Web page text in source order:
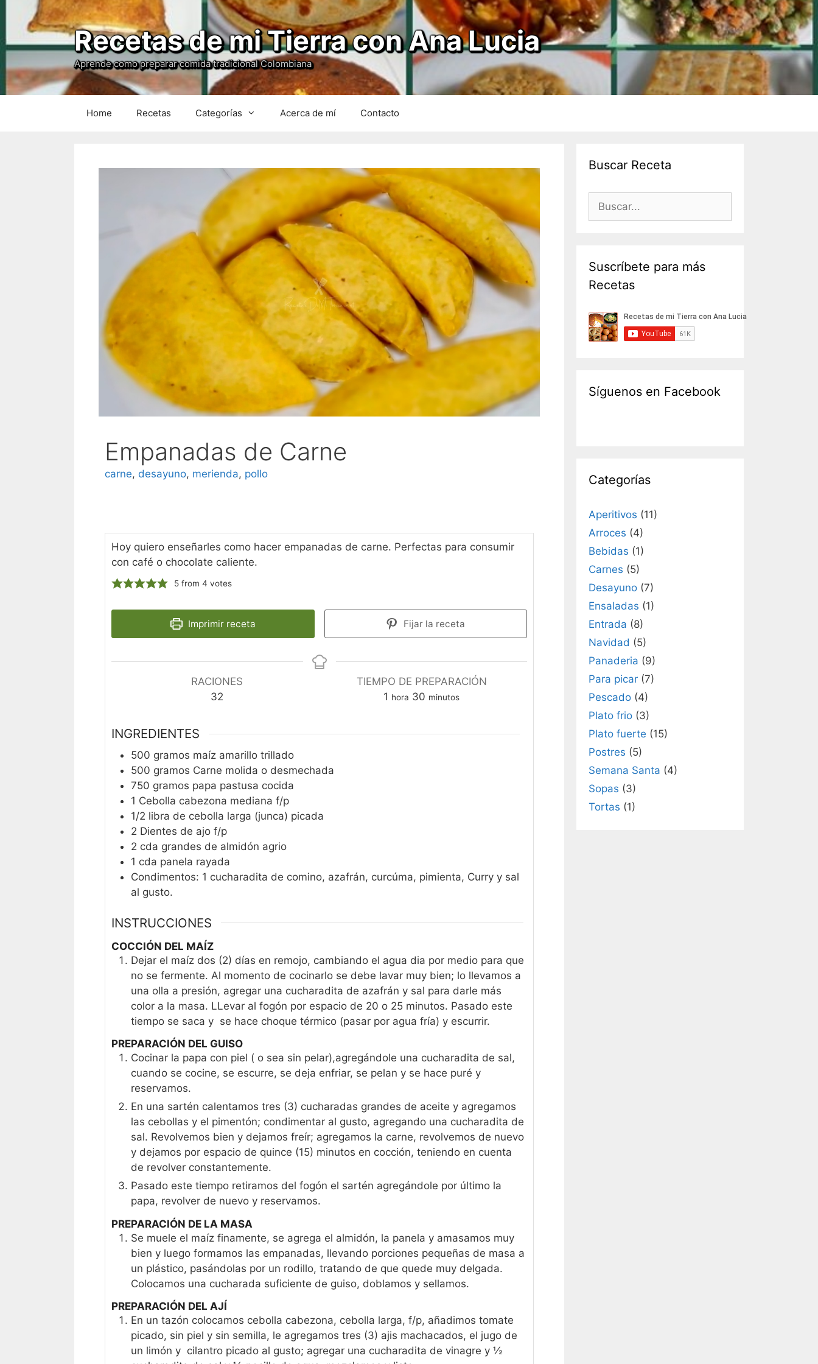
Recetas de mi Tierra con Ana Lucia
Aprende como preparar comida tradicional Colombiana
Home Recetas Categorías Acerca de mí Contacto
Empanadas de Carne
carne, desayuno, merienda, pollo
Hoy quiero enseñarles como hacer empanadas de carne. Perfectas para consumir
con café o chocolate caliente.
5 from4 votes
Imprimir receta Fijar la receta
RACIONES
32
TIEMPO DE PREPARACIÓN
1 hora 30 minutos
INGREDIENTES
500 gramos maíz amarillo trillado
500 gramos Carne molida o desmechada
750 gramos papa pastusa cocida
1 Cebolla cabezona mediana f/p
1/2 libra de cebolla larga (junca) picada
2 Dientes de ajo f/p
2 cda grandes de almidón agrio
1 cda panela rayada
Condimentos: 1 cucharadita de comino, azafrán, curcúma, pimienta, Curry y sal
al gusto.
INSTRUCCIONES
COCCIÓN DEL MAÍZ
Dejar el maíz dos (2) días en remojo, cambiando el agua dia por medio para que
no se fermente. Al momento de cocinarlo se debe lavar muy bien; lo llevamos a
una olla a presión, agregar una cucharadita de azafrán y sal para darle más
color a la masa. LLevar al fogón por espacio de 20 o 25 minutos. Pasado este
tiempo se saca y se hace choque térmico (pasar por agua fría) y escurrir.
PREPARACIÓN DEL GUISO
Cocinar la papa con piel ( o sea sin pelar),agregándole una cucharadita de sal,
cuando se cocine, se escurre, se deja enfriar, se pelan y se hace puré y
reservamos.
En una sartén calentamos tres (3) cucharadas grandes de aceite y agregamos
las cebollas y el pimentón; condimentar al gusto, agregando una cucharadita de
sal. Revolvemos bien y dejamos freír; agregamos la carne, revolvemos de nuevo
y dejamos por espacio de quince (15) minutos en cocción, teniendo en cuenta
de revolver constantemente.
Pasado este tiempo retiramos del fogón el sartén agregándole por último la
papa, revolver de nuevo y reservamos.
PREPARACIÓN DE LA MASA
Se muele el maíz finamente, se agrega el almidón, la panela y amasamos muy
bien y luego formamos las empanadas, llevando porciones pequeñas de masa a
un plástico, pasándolas por un rodillo, tratando de que quede muy delgada.
Colocamos una cucharada suficiente de guiso, doblamos y sellamos.
PREPARACIÓN DEL AJÍ
En un tazón colocamos cebolla cabezona, cebolla larga, f/p, añadimos tomate
picado, sin piel y sin semilla, le agregamos tres (3) ajis machacados, el jugo de
un limón y cilantro picado al gusto; agregar una cucharadita de vinagre y ½
Buscar Receta
Suscríbete para más
Recetas
Síguenos en Facebook
Categorías
Aperitivos (11)
Arroces (4)
Bebidas (1)
Carnes (5)
Desayuno (7)
Ensaladas (1)
Entrada (8)
Navidad (5)
Panaderia (9)
Para picar (7)
Pescado (4)
Plato frio (3)
Plato fuerte (15)
Postres (5)
Semana Santa (4)
Sopas (3)
Tortas (1)